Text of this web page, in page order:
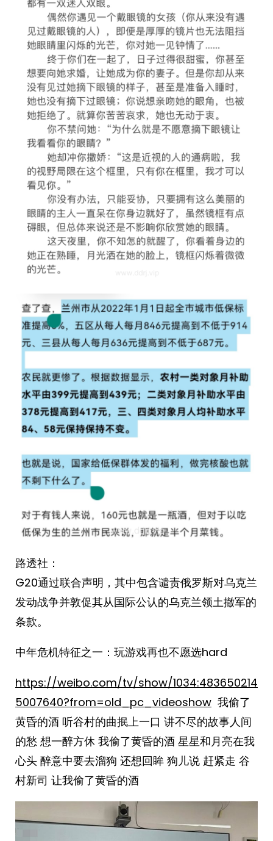
路透社：
G20通过联合声明，其中包含谴责俄罗斯对乌克兰
发动战争并敦促其从国际公认的乌克兰领土撤军的
条款。 ​​​
中年危机特征之一：玩游戏再也不愿选hard ​​​
https://weibo.com/tv/show/1034:483650214
5007640?from=old_pc_videoshow 我偷了
黄昏的酒 听谷村的曲抿上一口 讲不尽的故事人间
的愁 想一醉方休 我偷了黄昏的酒 星星和月亮在我
心头 醉意中要去溜狗 还想回眸 狗儿说 赶紧走 谷
村新司 让我偷了黄昏的酒 ​